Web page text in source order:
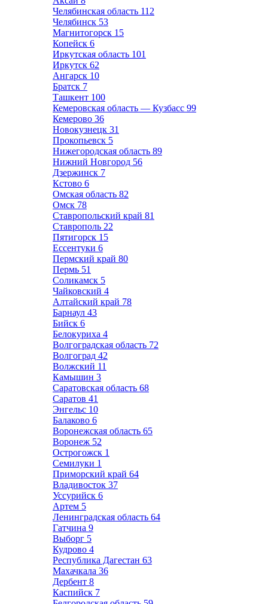
Челябинская область 112
Челябинск 53
Магнитогорск 15
Копейск 6
Иркутская область 101
Иркутск 62
Ангарск 10
Братск 7
Ташкент 100
Кемеровская область — Кузбасс 99
Кемерово 36
Новокузнецк 31
Прокопьевск 5
Нижегородская область 89
Нижний Новгород 56
Дзержинск 7
Кстово 6
Омская область 82
Омск 78
Ставропольский край 81
Ставрополь 22
Пятигорск 15
Ессентуки 6
Пермский край 80
Пермь 51
Соликамск 5
Чайковский 4
Алтайский край 78
Барнаул 43
Бийск 6
Белокуриха 4
Волгоградская область 72
Волгоград 42
Волжский 11
Камышин 3
Саратовская область 68
Саратов 41
Энгельс 10
Балаково 6
Воронежская область 65
Воронеж 52
Острогожск 1
Семилуки 1
Приморский край 64
Владивосток 37
Уссурийск 6
Артем 5
Ленинградская область 64
Гатчина 9
Выборг 5
Кудрово 4
Республика Дагестан 63
Махачкала 36
Дербент 8
Каспийск 7